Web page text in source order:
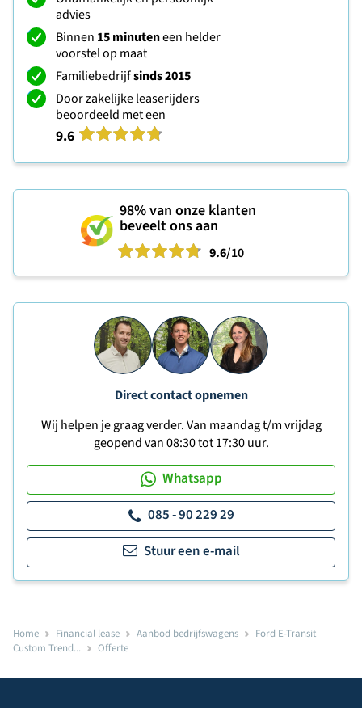
advies
Binnen 15 minuteneen helder
voorstel op maat
Familiebedrijfsinds 2015
Door zakelijke leaserijders
beoordeeld met een
9.6
98%van onze klanten
beveelt ons aan
9.6/10
Direct contact opnemen
Wij helpen je graag verder. Van maandag t/m vrijdag
geopend van 08:30 tot 17:30 uur.
Whatsapp
085 - 90 229 29
Stuur een e-mail
Home Financial lease Aanbod bedrijfswagens
Ford E-Transit
Custom Trend...
Offerte